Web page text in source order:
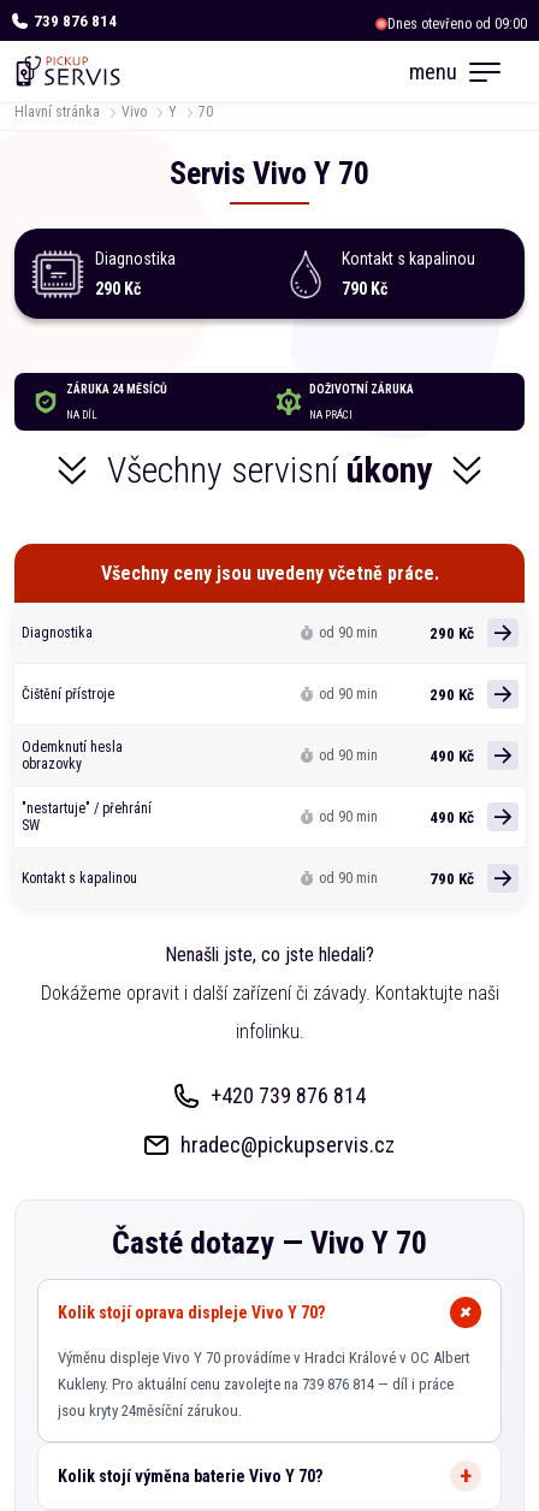
739 876 814
Dnes otevřeno od 09:00
Dnes otevřeno od 09:00
menu
Hlavní stránka Vivo Y 70
Servis Vivo Y 70
Diagnostika
290 Kč
Kontakt s kapalinou
790 Kč
ZÁRUKA 24 MĚSÍCŮ
NA DÍL
DOŽIVOTNÍ ZÁRUKA
NA PRÁCI
Všechny servisní úkony
Všechny ceny jsou uvedeny včetně práce.
Diagnostika od 90 min 290 Kč
Čištění přístroje od 90 min 290 Kč
Odemknutí hesla
obrazovky
od 90 min 490 Kč
"nestartuje" / přehrání
SW
od 90 min 490 Kč
Kontakt s kapalinou od 90 min 790 Kč
Nenašli jste, co jste hledali?
Dokážeme opravit i další zařízení či závady. Kontaktujte naši
infolinku.
+420 739 876 814
hradec@pickupservis.cz
Časté dotazy — Vivo Y 70
Kolik stojí oprava displeje Vivo Y 70?
Výměnu displeje Vivo Y 70 provádíme v Hradci Králové v OC Albert
Kukleny. Pro aktuální cenu zavolejte na 739 876 814 — díl i práce
jsou kryty 24měsíční zárukou.
Kolik stojí výměna baterie Vivo Y 70?